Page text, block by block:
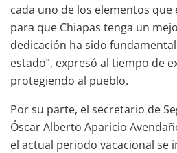
cada uno de los elementos que
para que Chiapas tenga un
dedicación ha sido
estado”, expresó al tiempo de
protegiendo al pueblo.
Por su parte, el secretario de
Óscar Alberto Aparicio
el actual periodo vacacional se